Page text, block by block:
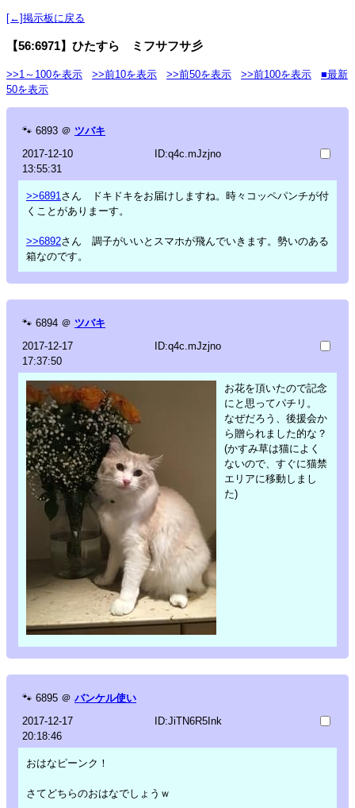
[←]掲示板に戻る
【56:6971】ひたすら ミフサフサ彡
>>1～100を表示 >>前10を表示 >>前50を表示 >>前100を表示
■最新
50を表示
🐾 6893 ＠ ツバキ
2017-12-10
13:55:31
ID:q4c.mJzjno
>>6891 さん ドキドキをお届けしますね。時々コッペパンチが付
くことがありまーす。
>>6892さん 調子がいいとスマホが飛んでいきます。勢いのある
箱なのです。
🐾 6894 ＠ ツバキ
2017-12-17
17:37:50
ID:q4c.mJzjno
お花を頂いたので記念
にと思ってパチリ。
なぜだろう、後援会か
ら贈られました的な？
(かすみ草は猫によく
ないので、すぐに猫禁
エリアに移動しまし
た)
🐾 6895 ＠ バンケル使い
2017-12-17
20:18:46
ID:JiTN6R5Ink
おはなピーンク！
さてどちらのおはなでしょうｗ